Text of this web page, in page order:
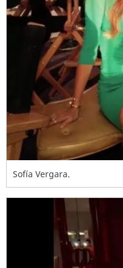
Sofía Vergara.